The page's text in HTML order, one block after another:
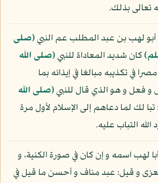
تعالى بذلك.
لهب بن عبد المطلب عم النبي(صلى
كان شديد المعاداة للنبي(صلى الله
مصرا في تكذيبه مبالغا في إيذائه بما
فعل و هو الذي قال للنبي(صلى الله
تبا لك لما دعاهم إلى الإسلام لأول مرة
التباب عليه.
لهب اسمه و إن كان في صورة الكنية، و
و قيل: عبد مناف و أحسن ما قيل في